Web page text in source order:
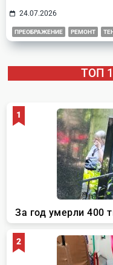
24.07.2026
ПРЕОБРАЖЕНИЕ РЕМОНТ
ТОП